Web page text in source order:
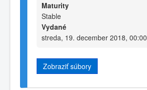
Maturity
Stable
Vydané
streda, 19. december 2018, 00:00
Zobraziť súbory